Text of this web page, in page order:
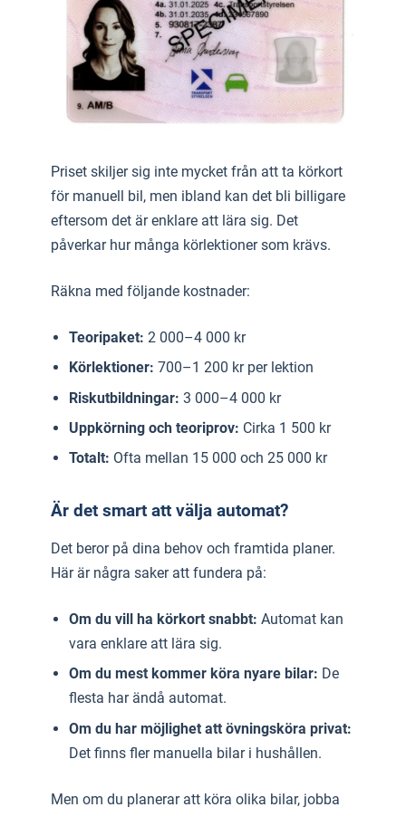
Priset skiljer sig inte mycket från att ta körkort
för manuell bil, men ibland kan det bli billigare
eftersom det är enklare att lära sig. Det
påverkar hur många körlektioner som krävs.
Räkna med följande kostnader:
Teoripaket: 2 000–4 000 kr
Körlektioner: 700–1 200 kr per lektion
Riskutbildningar: 3 000–4 000 kr
Uppkörning och teoriprov: Cirka 1 500 kr
Totalt: Ofta mellan 15 000 och 25 000 kr
Är det smart att välja automat?
Det beror på dina behov och framtida planer.
Här är några saker att fundera på:
Om du vill ha körkort snabbt: Automat kan
vara enklare att lära sig.
Om du mest kommer köra nyare bilar: De
flesta har ändå automat.
Om du har möjlighet att övningsköra privat:
Det finns fler manuella bilar i hushållen.
Men om du planerar att köra olika bilar, jobba